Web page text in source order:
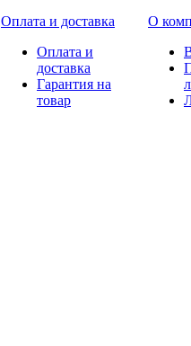
Оплата и доставка
Оплата и
доставка
Гарантия на
товар
О